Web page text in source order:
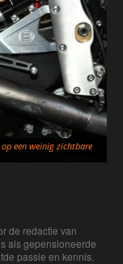
een weinig zichtbare
de redactie van
als gepensioneerde
passie en kennis.